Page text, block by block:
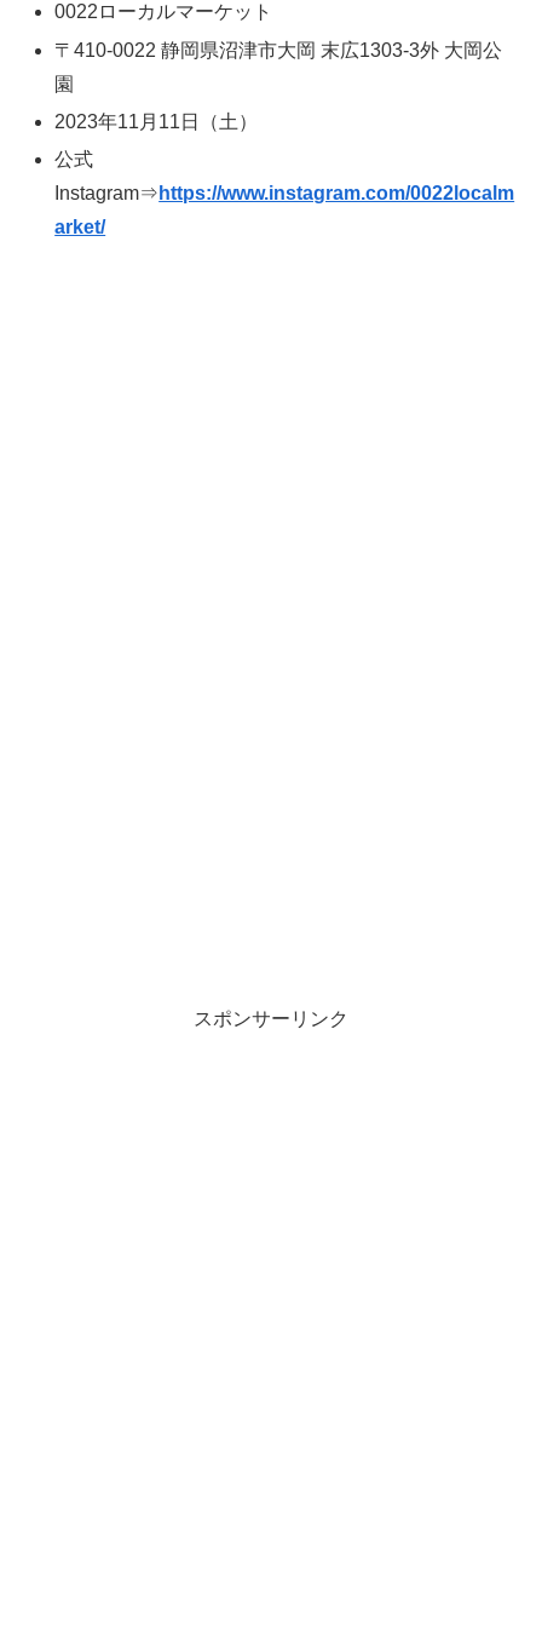
0022ローカルマーケット
〒410-0022 静岡県沼津市大岡 末広1303-3外 大岡公
園
2023年11月11日（土）
公式
Instagram⇒ https://www.instagram.com/0022localm
arket/
スポンサーリンク